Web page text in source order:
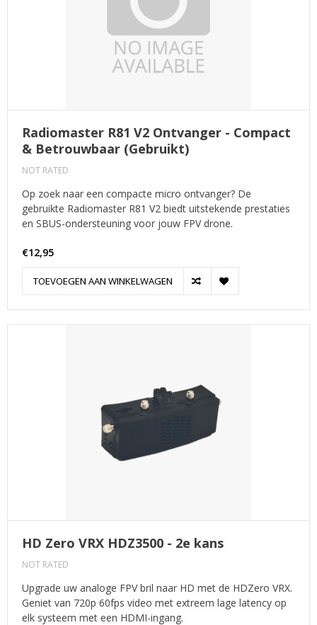
Radiomaster R81 V2 Ontvanger - Compact
& Betrouwbaar (Gebruikt)
NOT RATED
Op zoek naar een compacte micro ontvanger? De
gebruikte Radiomaster R81 V2 biedt uitstekende prestaties
en SBUS-ondersteuning voor jouw FPV drone.
€12,95
TOEVOEGEN AAN WINKELWAGEN
HD Zero VRX HDZ3500 - 2e kans
NOT RATED
Upgrade uw analoge FPV bril naar HD met de HDZero VRX.
Geniet van 720p 60fps video met extreem lage latency op
elk systeem met een HDMI-ingang.